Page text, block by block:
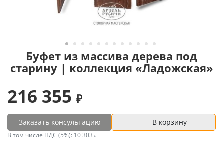
Буфет из массива дерева под
старину | коллекция «Ладожская»
216 355
Заказать консультацию В корзину
В том числе НДС (5%): 10 303